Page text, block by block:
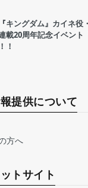
キングダム』カイネ役
載20周年記念イベント
！
提供について
方へ
トサイト